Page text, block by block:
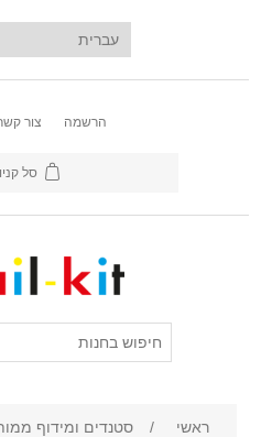
הרשמה צור
סל
ראשי / סטנדים ומידוף